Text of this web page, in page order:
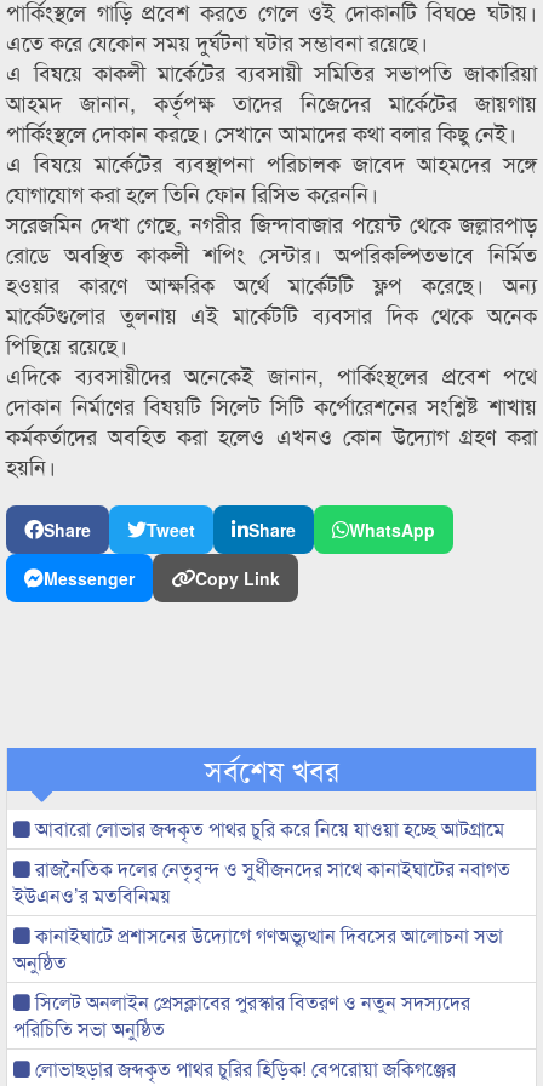
পার্কিংস্থলে গাড়ি প্রবেশ করতে গেলে ওই দোকানটি বিঘœ ঘটায়।
এতে করে যেকোন সময় দুর্ঘটনা ঘটার সম্ভাবনা রয়েছে।
এ বিষয়ে কাকলী মার্কেটের ব্যবসায়ী সমিতির সভাপতি জাকারিয়া
আহমদ জানান, কর্তৃপক্ষ তাদের নিজেদের মার্কেটের জায়গায়
পার্কিংস্থলে দোকান করছে। সেখানে আমাদের কথা বলার কিছু নেই।
এ বিষয়ে মার্কেটের ব্যবস্থাপনা পরিচালক জাবেদ আহমদের সঙ্গে
যোগাযোগ করা হলে তিনি ফোন রিসিভ করেননি।
সরেজমিন দেখা গেছে, নগরীর জিন্দাবাজার পয়েন্ট থেকে জল্লারপাড়
রোডে অবস্থিত কাকলী শপিং সেন্টার। অপরিকল্পিতভাবে নির্মিত
হওয়ার কারণে আক্ষরিক অর্থে মার্কেটটি ফ্লপ করেছে। অন্য
মার্কেটগুলোর তুলনায় এই মার্কেটটি ব্যবসার দিক থেকে অনেক
পিছিয়ে রয়েছে।
এদিকে ব্যবসায়ীদের অনেকেই জানান, পার্কিংস্থলের প্রবেশ পথে
দোকান নির্মাণের বিষয়টি সিলেট সিটি কর্পোরেশনের সংশ্লিষ্ট শাখায়
কর্মকর্তাদের অবহিত করা হলেও এখনও কোন উদ্যোগ গ্রহণ করা
হয়নি।
Share Tweet Share
WhatsApp
Messenger
Copy Link
সর্বশেষ খবর
আবারো লোভার জব্দকৃত পাথর চুরি করে নিয়ে যাওয়া হচ্ছে আটগ্রামে
রাজনৈতিক দলের নেতৃবৃন্দ ও সুধীজনদের সাথে কানাইঘাটের নবাগত
ইউএনও’র মতবিনিময়
কানাইঘাটে প্রশাসনের উদ্যোগে গণঅভ্যুত্থান দিবসের আলোচনা সভা
অনুষ্ঠিত
সিলেট অনলাইন প্রেসক্লাবের পুরস্কার বিতরণ ও নতুন সদস্যদের
পরিচিতি সভা অনুষ্ঠিত
লোভাছড়ার জব্দকৃত পাথর চুরির হিড়িক! বেপরোয়া জকিগঞ্জের